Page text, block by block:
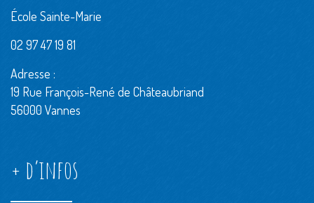
École Sainte-Marie
02 97 47 19 81
Adresse :
19 Rue François-René de Châteaubriand
56000 Vannes
+ d’infos